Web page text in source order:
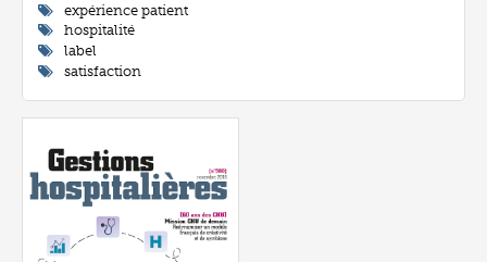
expérience patient
hospitalité
label
satisfaction